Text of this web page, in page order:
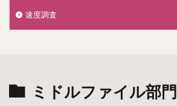
速度調査
ミドルファイル部門